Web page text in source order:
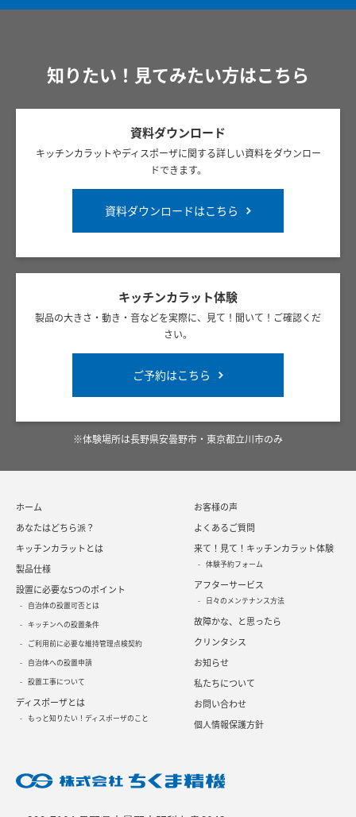
知りたい！見てみたい方はこちら
資料ダウンロード
キッチンカラットやディスポーザに関する詳しい資料をダウンロー
ドできます。
資料ダウンロードはこちら
キッチンカラット体験
製品の大きさ・動き・音などを実際に、見て！聞いて！ご確認くだ
さい。
ご予約はこちら
※体験場所は長野県安曇野市・東京都立川市のみ
ホーム
あなたはどちら派？
キッチンカラットとは
製品仕様
設置に必要な5つのポイント
自治体の設置可否とは
キッチンへの設置条件
ご利用前に必要な維持管理点検契約
自治体への設置申請
設置工事について
ディスポーザとは
もっと知りたい！ディスポーザのこと
お客様の声
よくあるご質問
来て！見て！キッチンカラット体験
体験予約フォーム
アフターサービス
日々のメンテナンス方法
故障かな、と思ったら
クリンタシス
お知らせ
私たちについて
お問い合わせ
個人情報保護方針